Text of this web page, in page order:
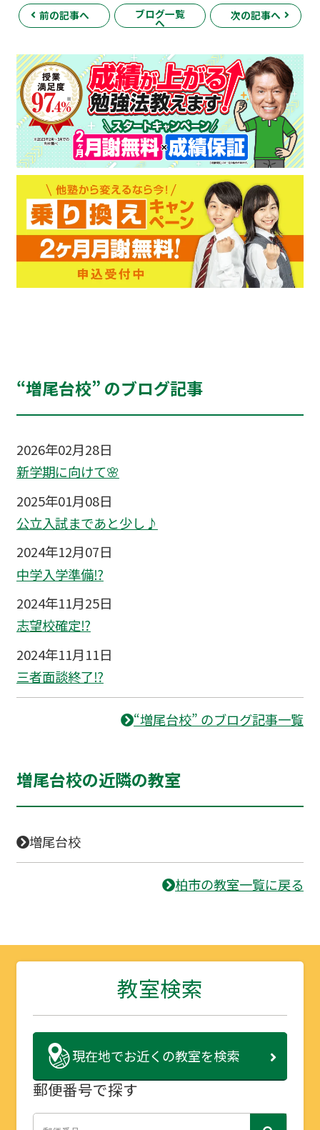
前の記事へ ブログ一覧
へ
次の記事へ
“増尾台校” のブログ記事
2026年02月28日
新学期に向けて🌸
2025年01月08日
公立入試まであと少し♪
2024年12月07日
中学入学準備⁉
2024年11月25日
志望校確定⁉
2024年11月11日
三者面談終了⁉
“増尾台校” のブログ記事一覧
増尾台校の近隣の教室
増尾台校
柏市の教室一覧に戻る
教室検索
現在地でお近くの教室を検索
郵便番号で探す